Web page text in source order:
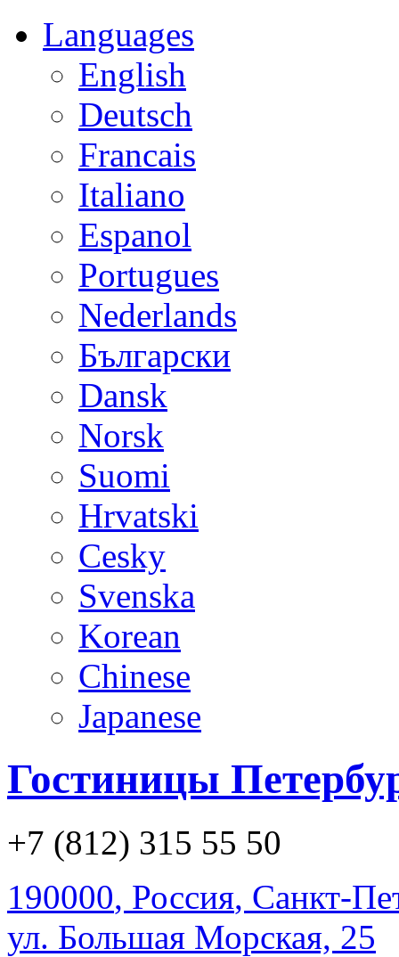
Languages
English
Deutsch
Francais
Italiano
Espanol
Portugues
Nederlands
Български
Dansk
Norsk
Suomi
Hrvatski
Cesky
Svenska
Korean
Chinese
Japanese
Гостиницы
+7 (812) 315 55 50
190000, Россия, Санкт-
ул. Большая Морская, 25